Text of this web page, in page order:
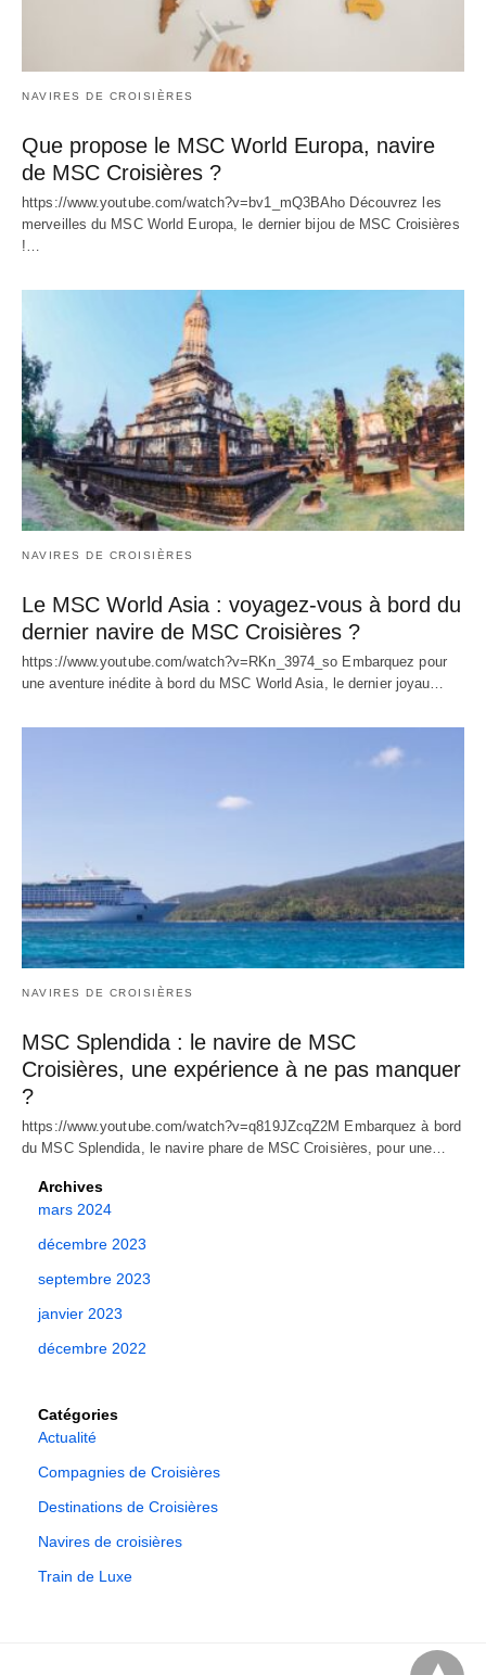
NAVIRES DE CROISIÈRES
Que propose le MSC World Europa, navire
de MSC Croisières ?
https://www.youtube.com/watch?v=bv1_mQ3BAho Découvrez les
merveilles du MSC World Europa, le dernier bijou de MSC Croisières
!…
NAVIRES DE CROISIÈRES
Le MSC World Asia : voyagez-vous à bord du
dernier navire de MSC Croisières ?
https://www.youtube.com/watch?v=RKn_3974_so Embarquez pour
une aventure inédite à bord du MSC World Asia, le dernier joyau…
NAVIRES DE CROISIÈRES
MSC Splendida : le navire de MSC
Croisières, une expérience à ne pas manquer
?
https://www.youtube.com/watch?v=q819JZcqZ2M Embarquez à bord
du MSC Splendida, le navire phare de MSC Croisières, pour une…
Archives
mars 2024
décembre 2023
septembre 2023
janvier 2023
décembre 2022
Catégories
Actualité
Compagnies de Croisières
Destinations de Croisières
Navires de croisières
Train de Luxe